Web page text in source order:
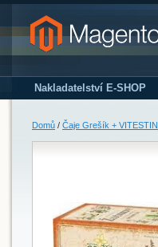
Nakladatelství E-SHOP
Domů / Čaje Grešík + VITESTIN